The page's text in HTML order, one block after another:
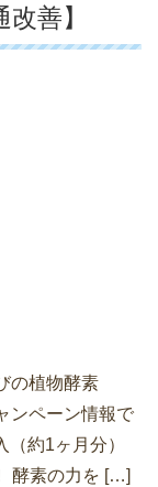
善】
の植物酵素
ンペーン情報で
約1ヶ月分）
酵素の力を […]